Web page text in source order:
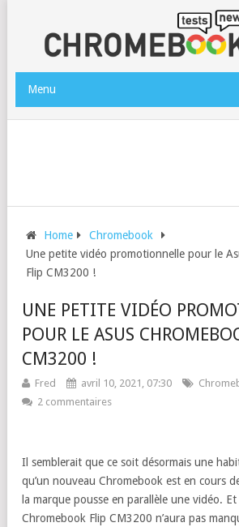
Menu
Home
Chromebook
Une petite vidéo promotionnelle pour le
Flip CM3200 !
UNE PETITE VIDÉO
POUR LE ASUS
CM3200 !
Fred avril 10, 2021, 07:30
2 commentaires
Il semblerait que ce soit désormais une
qu’un nouveau Chromebook est en cours
la marque pousse en parallèle une vidéo. Et
Chromebook Flip CM3200 n’aura pas